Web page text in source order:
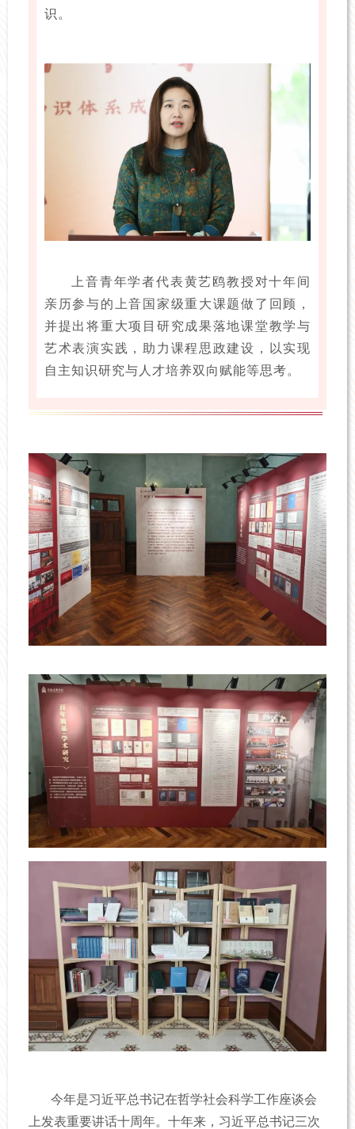
识。
上音青年学者代表黄艺鸥教授对十年间
亲历参与的上音国家级重大课题做了回顾，
并提出将重大项目研究成果落地课堂教学与
艺术表演实践，助力课程思政建设，以实现
自主知识研究与人才培养双向赋能等思考。
今年是习近平总书记在哲学社会科学工作座谈会
上发表重要讲话十周年。十年来，习近平总书记三次